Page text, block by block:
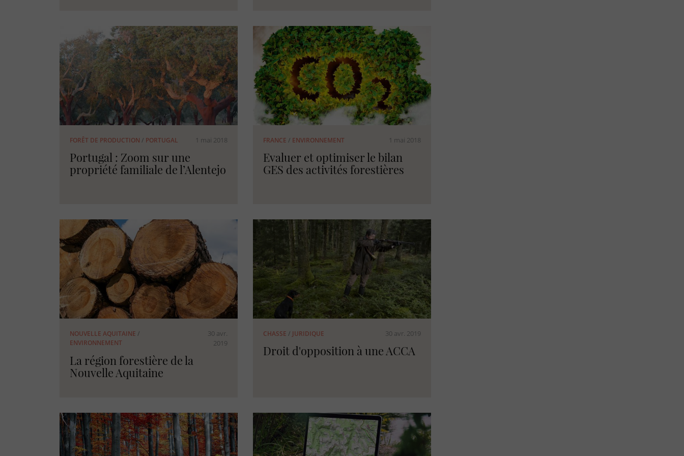
FORÊT DE PRODUCTION / PORTUGAL 1 mai 2018
Portugal : Zoom sur une
propriété familiale de l’Alentejo
FRANCE / ENVIRONNEMENT 1 mai 2018
Evaluer et optimiser le bilan
GES des activités forestières
NOUVELLE AQUITAINE /
ENVIRONNEMENT
30 avr.
2019
La région forestière de la
Nouvelle Aquitaine
CHASSE / JURIDIQUE 30 avr. 2019
Droit d'opposition à une ACCA